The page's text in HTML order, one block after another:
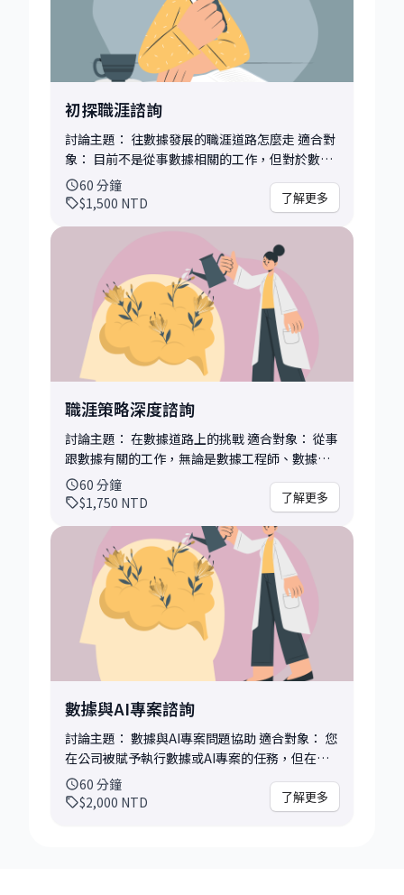
初探職涯諮詢
討論主題： 往數據發展的職涯道路怎麼走 適合對
象： 目前不是從事數據相關的工作，但對於數據
有些憧憬，不過不知道要從何準備起；或是已經
有試著做了甚麼，但還是不得其門而入的您。 對
談前請您可提供以下資訊： • 您的履歷、背景簡
期待，您嘗試過甚麼，有遇到哪些困難? 對談後您
可以帶走： • 後續可行的發展方向建議，例如需
加強的技能、選擇公司及面試的技巧 • 依據您實
際提出問題的具體回饋，例如履歷協助調整，導
師會視情況事後提供，不限於對談當下 期待幫助
你更有信心地邁出下一步！
60 分鐘
$1,500 NTD 了解更多
職涯策略深度諮詢
討論主題： 在數據道路上的挑戰 適合對象： 從事
跟數據有關的工作，無論是數據工程師、數據架
構師、數據分析師、數據科學家，想要更上一層
樓、想要升官加薪、想要提高影響力，但不知道
提供以下資訊： • 您的履歷、背景簡述 • 您對
於這場會談的期待是甚麼? • 針對這個期待，您
嘗試過甚麼，有遇到哪些困難? 對談後您可以帶
走： • 後續可行的發展方向建議，例如需精進的
能力，需要改變的策略 • 依據您實際提出的問題
回饋，例如提案協助調整，導師會視情況事後提
供，不限於對談當下 這個諮詢特別適合希望有系
統地釐清方向、建立策略與行動方案的你。如果
你覺得自己正在職涯的「交叉路口」，歡迎把你
的故事帶來，我們一起拆解、整理與前進。
60 分鐘
$1,750 NTD 了解更多
數據與AI專案諮詢
討論主題： 數據與AI專案問題協助 適合對象： 您
在公司被賦予執行數據或AI專案的任務，但在執
行上遇到困難，而廠商的建議在資源有限下又窒
礙難行 對談前請您可提供以下資訊： • 您的角色
以及可動用的資源 • 您期待這場會談可解決或幫
60 分鐘
$2,000 NTD 了解更多